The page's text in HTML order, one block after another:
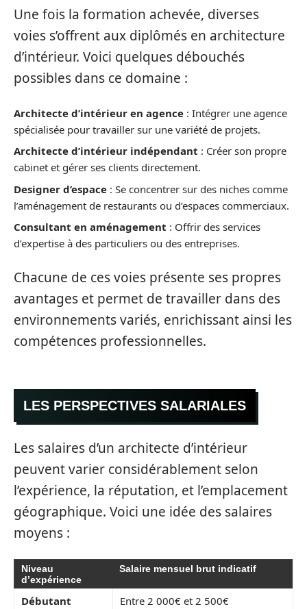
Une fois la formation achevée, diverses
voies s’offrent aux diplômés en architecture
d’intérieur. Voici quelques débouchés
possibles dans ce domaine :
Architecte d’intérieur en agence : Intégrer une agence
spécialisée pour travailler sur une variété de projets.
Architecte d’intérieur indépendant : Créer son propre
cabinet et gérer ses clients directement.
Designer d’espace : Se concentrer sur des niches comme
l’aménagement de restaurants ou d’espaces commerciaux.
Consultant en aménagement : Offrir des services
d’expertise à des particuliers ou des entreprises.
Chacune de ces voies présente ses propres
avantages et permet de travailler dans des
environnements variés, enrichissant ainsi les
compétences professionnelles.
LES PERSPECTIVES SALARIALES
Les salaires d’un architecte d’intérieur
peuvent varier considérablement selon
l’expérience, la réputation, et l’emplacement
géographique. Voici une idée des salaires
moyens :
Niveau
d’expérience
Salaire mensuel brut indicatif
Débutant
Entre 2 000€ et 2 500€